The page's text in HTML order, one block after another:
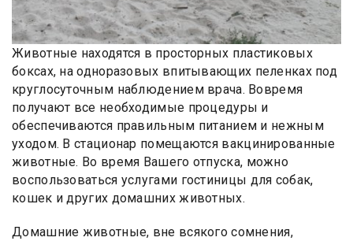
Животные находятся в просторных пластиковых
боксах, на одноразовых впитывающих пеленках под
круглосуточным наблюдением врача. Вовремя
получают все необходимые процедуры и
обеспечиваются правильным питанием и нежным
уходом. В стационар помещаются вакцинированные
животные. Во время Вашего отпуска, можно
воспользоваться услугами гостиницы для собак,
кошек и других домашних животных.
Домашние животные, вне всякого сомнения,